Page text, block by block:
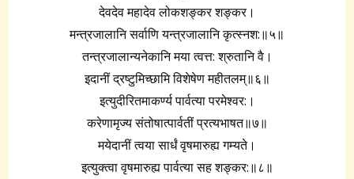
देवदेव महादेव लोकशङ्कर शङ्कर।
मन्त्रजालानि सर्वाणि यन्त्रजालानि कृत्स्नश:॥५॥
तन्त्रजालान्यनेकानि मया त्वत्त: श्रुतानि वै।
इदानीं द्रष्टुमिच्छामि विशेषेण महीतलम्‌॥६॥
इत्युदीरितमाकर्ण्य पार्वत्या परमेश्वर:।
करेणामृज्य संतोषात्पार्वतीं प्रत्यभाषत॥७॥
मयेदानीं त्वया सार्धं वृषमारुह्य गम्यते।
इत्युक्त्वा वृषमारुह्य पार्वत्या सह शङ्कर:॥८॥